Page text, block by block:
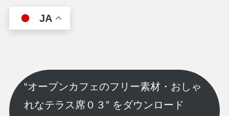
JA
“オープンカフェのフリー素材・おしゃ
れなテラス席０３” をダウンロード